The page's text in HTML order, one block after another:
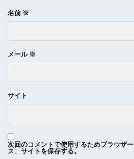
名前 ※
メール ※
サイト
次回のコメントで使用するためブラウザ
ス、サイトを保存する。